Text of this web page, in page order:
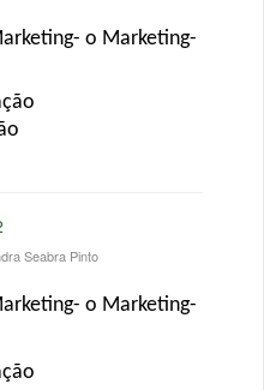
o Marketing-
Seabra Pinto
o Marketing-